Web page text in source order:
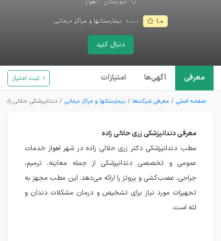
خوزستان - اهواز
۱.۰ دسته:بیمارستانها و مراکز درمانی
دنبال کنید
معرفی آگهی‌ها امتیازات ثبت امتیاز
صفحه اصلی معرفی شرکت‌ها بیمارستانها و مراکز درمانی دندانپزشکی حلالی زاده
معرفی دندانپزشکی زری حلالی زاده
مطب دندانپزشکی دکتر زری حلالی زاده در شهر اهواز خدمات
عمومی و تخصصی دندانپزشکی از جمله معاینه، ترمیم،
جراحی، عصب‌کشی و پروتز را ارائه می‌دهد. این مطب مجهز به
تجهیزات مورد نیاز برای تشخیص و درمان مشکلات دندان و
لثه است.